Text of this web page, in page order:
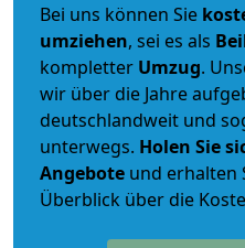
Bei uns können Sie
umziehen, sei es als
kompletter Umzug.
wir über die Jahre
deutschlandweit und
unterwegs. Holen Sie
Angebote und erhalten
Überblick über die